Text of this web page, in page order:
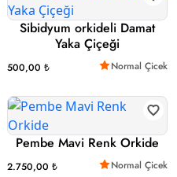
Sibidyum orkideli Damat
Yaka Çiçeği
500,00 ₺ Normal Çicek
Pembe Mavi Renk Orkide
2.750,00 ₺ Normal Çicek